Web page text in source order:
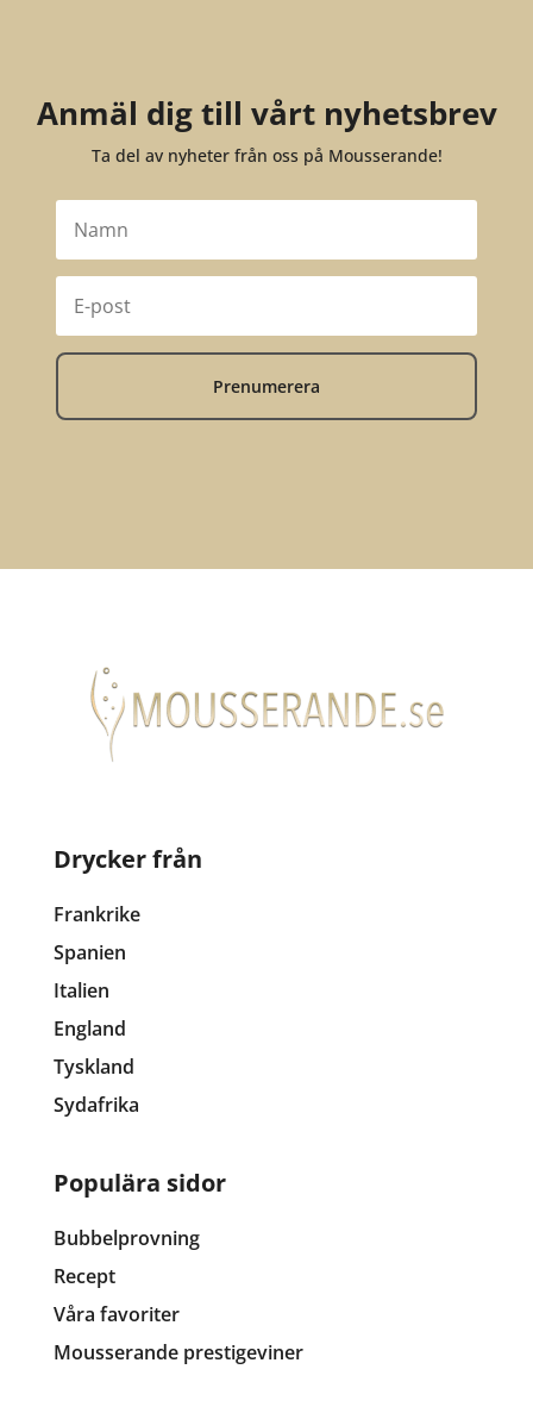
Anmäl dig till vårt nyhetsbrev
Ta del av nyheter från oss på Mousserande!
Prenumerera
Drycker från
Frankrike
Spanien
Italien
England
Tyskland
Sydafrika
Populära sidor
Bubbelprovning
Recept
Våra favoriter
Mousserande prestigeviner